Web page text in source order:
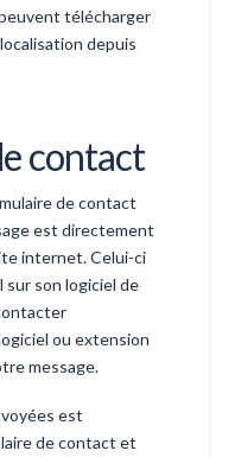
télécharger
depuis
contact
de contact
est directement
internet. Celui-ci
son logiciel de
ou extension
message.
est
de contact et